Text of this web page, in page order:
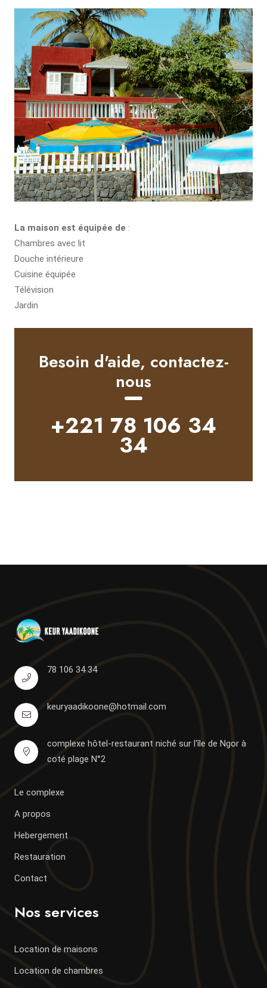
Besoin d'aide, contactez-
nous
+221 78 106 34
34
La maison est équipée de :
Chambres avec lit
Douche intérieure
Cuisine équipée
Télévision
Jardin
78 106 34 34
keuryaadikoone@hotmail.com
complexe hôtel-restaurant niché sur l'île de Ngor à
coté plage N°2
Le complexe
A propos
Hebergement
Restauration
Contact
Nos services
Location de maisons
Location de chambres